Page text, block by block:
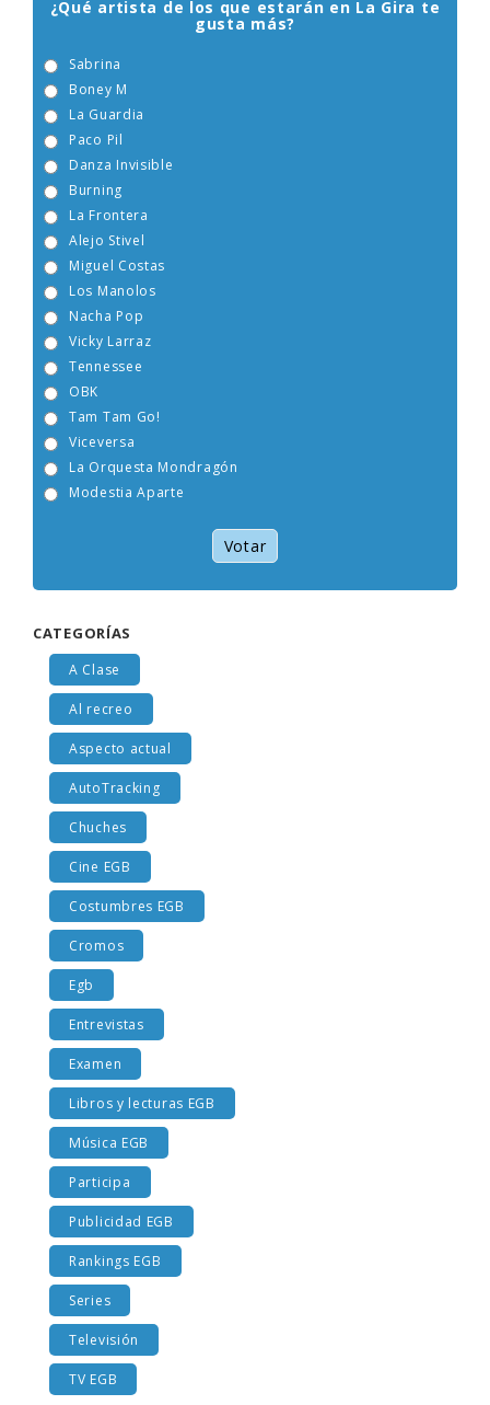
¿Qué artista de los que estarán en La Gira te
gusta más?
Boney M
Burning
Alejo Stivel
Miguel Costas
Nacha Pop
Vicky Larraz
La Orquesta Mondragón
Modestia Aparte
Votar
A Clase
Al recreo
Aspecto actual
AutoTracking
Chuches
Cine EGB
Costumbres EGB
Cromos
Egb
Entrevistas
Examen
Libros y lecturas EGB
Música EGB
Participa
Publicidad EGB
Rankings EGB
Series
Televisión
TV EGB